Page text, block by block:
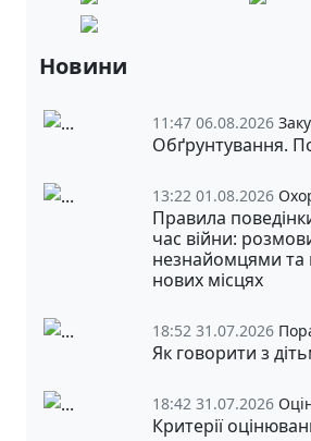
Новини
11:47 06.08.2026
Обґрунтування.
13:22 01.08.2026
Правила
час війни:
незнайомцями та
нових місцях
18:52 31.07.2026
Як говорити з
18:42 31.07.2026
Критерії